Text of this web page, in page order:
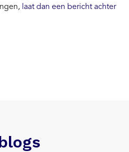
laat dan een bericht achter